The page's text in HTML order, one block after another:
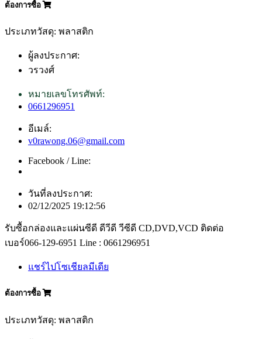
ต้องการซื้อ
ประเภทวัสดุ: พลาสติก
ผู้ลงประกาศ:
วรวงศ์
หมายเลขโทรศัพท์:
0661296951
อีเมล์:
v0rawong.06@gmail.com
Facebook / Line:
วันที่ลงประกาศ:
02/12/2025 19:12:56
รับซื้อกล่องและแผ่นซีดี ดีวีดี วีซีดี CD,DVD,VCD ติดต่อ
เบอร์066-129-6951 Line : 0661296951
แชร์ไปโซเชียลมีเดีย
ต้องการซื้อ
ประเภทวัสดุ: พลาสติก